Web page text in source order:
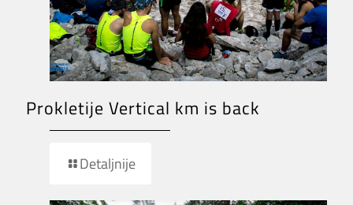
Prokletije Vertical km is back
Detaljnije